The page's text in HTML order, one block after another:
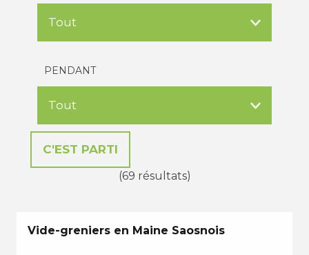
PENDANT
(69 résultats)
Vide-greniers en Maine Saosnois